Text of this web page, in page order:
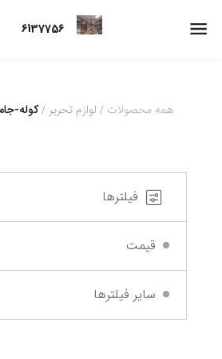
6137756
همه محصولات / لوازم تحریر / کوله-
فیلترها
قیمت
سایر فیلترها